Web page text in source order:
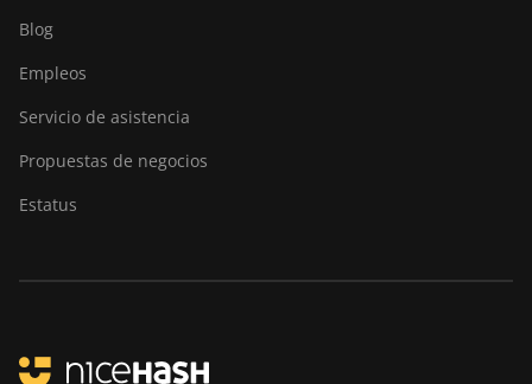
Blog
Empleos
Servicio de asistencia
Propuestas de negocios
Estatus